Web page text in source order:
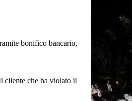
bonifico bancario,
cliente che ha violato il